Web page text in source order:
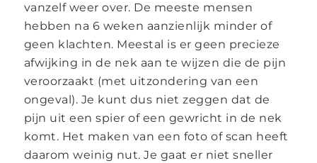
vanzelf weer over. De meeste mensen
hebben na 6 weken aanzienlijk minder of
geen klachten. Meestal is er geen precieze
afwijking in de nek aan te wijzen die de pijn
veroorzaakt (met uitzondering van een
ongeval). Je kunt dus niet zeggen dat de
pijn uit een spier of een gewricht in de nek
komt. Het maken van een foto of scan heeft
daarom weinig nut. Je gaat er niet sneller